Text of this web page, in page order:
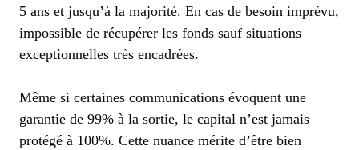
5 ans et jusqu’à la majorité. En cas de besoin imprévu,
impossible de récupérer les fonds sauf situations
exceptionnelles très encadrées.
Même si certaines communications évoquent une
garantie de 99% à la sortie, le capital n’est jamais
protégé à 100%. Cette nuance mérite d’être bien